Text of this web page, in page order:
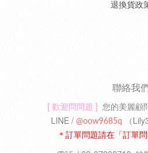
退換貨政
聯絡我們
[ 歡迎問問題 ] 您的美麗顧
LINE / @oow9685q （
＊訂單問題請在「訂單